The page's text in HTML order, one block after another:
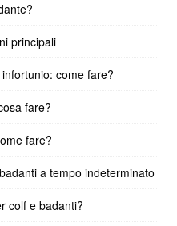
principali
come fare?
fare?
fare?
a tempo indeterminato
colf e badanti?